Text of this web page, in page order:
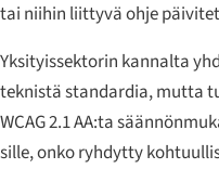
tai niihin liittyvä ohje
Yksityissektorin kannalta
teknistä standardia, mutta
WCAG 2.1 AA:ta
sille, onko ryhdytty